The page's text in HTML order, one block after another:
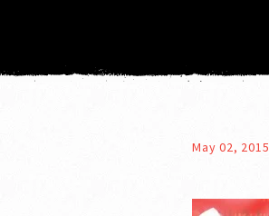
May 02, 2015